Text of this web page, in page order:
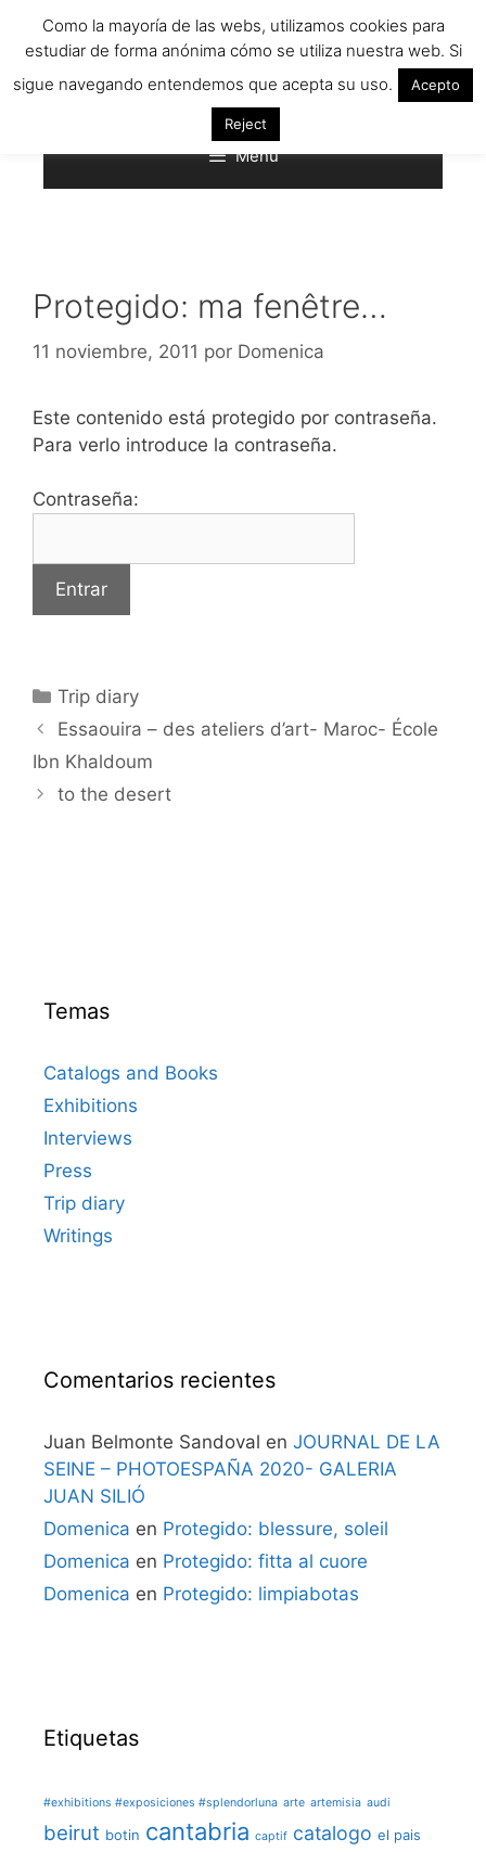
Menú
Protegido: ma fenêtre…
11 noviembre, 2011 por Domenica
Este contenido está protegido por contraseña.
Para verlo introduce la contraseña.
Contraseña:
Categorías
Trip diary
Essaouira – des ateliers d’art- Maroc- École
Ibn Khaldoum
to the desert
Temas
Catalogs and Books
Exhibitions
Interviews
Press
Trip diary
Writings
Comentarios recientes
Juan Belmonte Sandoval en JOURNAL DE LA
SEINE – PHOTOESPAÑA 2020- GALERIA
JUAN SILIÓ
Domenica en Protegido: blessure, soleil
Domenica en Protegido: fitta al cuore
Domenica en Protegido: limpiabotas
Etiquetas
#exhibitions #exposiciones #splendorluna arte artemisia audi
beirut botin cantabria captif catalogo el pais
Como la mayoría de las webs, utilizamos cookies para
estudiar de forma anónima cómo se utiliza nuestra web. Si
sigue navegando entendemos que acepta su uso.
Acepto
Reject